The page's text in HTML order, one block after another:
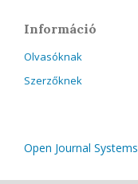
Információ
Olvasóknak
Szerzőknek
Open Journal Systems